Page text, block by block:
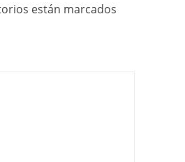
están marcados